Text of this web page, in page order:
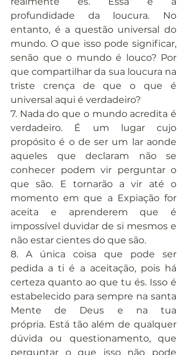
profundidade da loucura. No
entanto, é a questão universal do
mundo. O que isso pode significar,
senão que o mundo é louco? Por
que compartilhar da sua loucura na
triste crença de que o que é
universal aqui é verdadeiro?
7. Nada do que o mundo acredita é
verdadeiro. É um lugar cujo
propósito é o de ser um lar aonde
aqueles que declaram não se
conhecer podem vir perguntar o
que são. E tornarão a vir até o
momento em que a Expiação for
aceita e aprenderem que é
impossível duvidar de si mesmos e
não estar cientes do que são.
8. A única coisa que pode ser
pedida a ti é a aceitação, pois há
certeza quanto ao que tu és. Isso é
estabelecido para sempre na santa
Mente de Deus e na tua
própria. Está tão além de qualquer
dúvida ou questionamento, que
perguntar o que isso não pode